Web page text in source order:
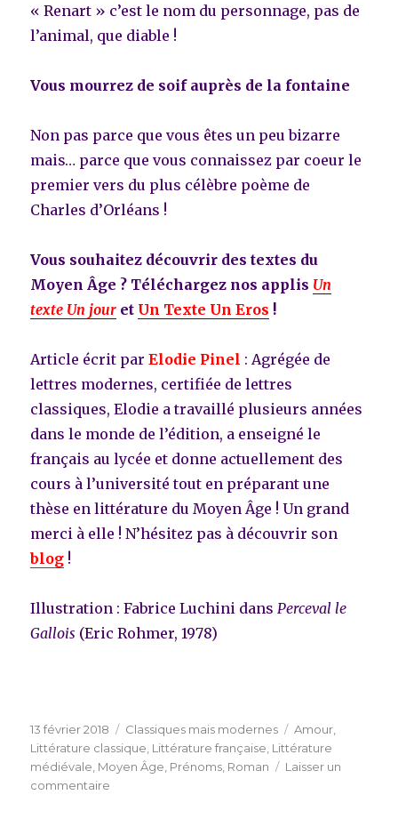
« Renart » c’est le nom du personnage, pas de
l’animal, que diable !
Vous mourrez de soif auprès de la fontaine
Non pas parce que vous êtes un peu bizarre
mais… parce que vous connaissez par coeur le
premier vers du plus célèbre poème de
Charles d’Orléans !
Vous souhaitez découvrir des textes du
Moyen Âge ? Téléchargez nos applis Un
texte Un jour et Un Texte Un Eros !
Article écrit parElodie Pinel : Agrégée de
lettres modernes, certifiée de lettres
classiques, Elodie a travaillé plusieurs années
dans le monde de l’édition, a enseigné le
français au lycée et donne actuellement des
cours à l’université tout en préparant une
thèse en littérature du Moyen Âge ! Un grand
merci à elle ! N’hésitez pas à découvrir son
blog !
Illustration : Fabrice Luchini dans Perceval le
Gallois (Eric Rohmer, 1978)
Publié
le
13 février 2018 Catégories
Classiques mais modernes Étiquettes
Amour
Littérature classique Littérature française Littérature
médiévale Moyen Âge Prénoms Roman
Laisser un
commentaire